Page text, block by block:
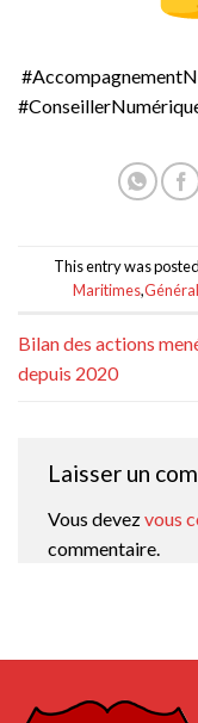
This entry was
Maritimes,Général
Bilan des actions
depuis 2020
Laisser un
Vous devezvous
commentaire.